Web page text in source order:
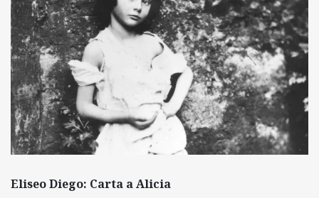
Eliseo Diego: Carta a Alicia